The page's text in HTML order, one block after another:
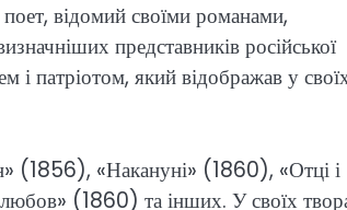
відомий своїми романами,
представників російської
і патріотом, який відображав у
(1856), «Накануні» (1860), «Отці і
(1860) та інших. У своїх